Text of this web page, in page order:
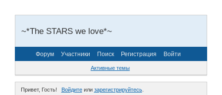
~*The STARS we love*~
Форум Участники Поиск Регистрация Войти
Активные темы
Привет, Гость! Войдитеили зарегистрируйтесь.